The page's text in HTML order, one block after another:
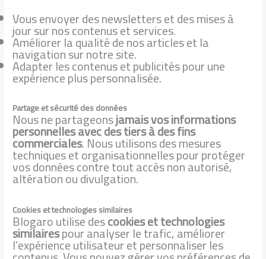
Vous envoyer des newsletters et des mises à
jour sur nos contenus et services.
Améliorer la qualité de nos articles et la
navigation sur notre site.
Adapter les contenus et publicités pour une
expérience plus personnalisée.
Partage et sécurité des données
Nous ne partageonsjamais vos informations
personnelles avec des tiers à des fins
commerciales. Nous utilisons des mesures
techniques et organisationnelles pour protéger
vos données contre tout accès non autorisé,
altération ou divulgation.
Cookies et technologies similaires
Blogaro utilise descookies et technologies
similairespour analyser le trafic, améliorer
l’expérience utilisateur et personnaliser les